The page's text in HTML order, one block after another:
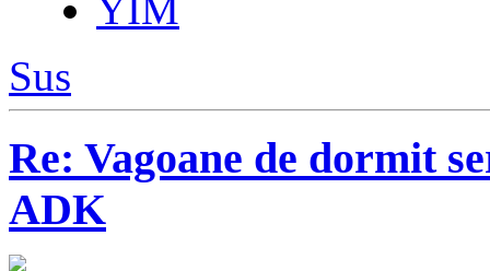
Sus
Re: Vagoane de dormit
ADK